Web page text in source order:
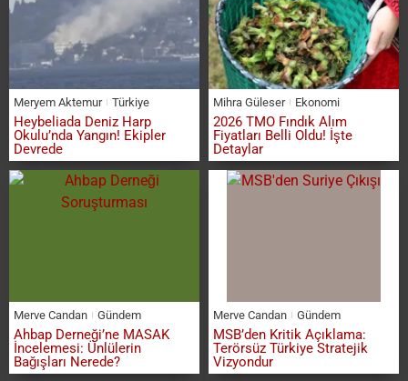
Meryem Aktemur Türkiye
Heybeliada Deniz Harp
Okulu’nda Yangın! Ekipler
Devrede
Mihra Güleser Ekonomi
2026 TMO Fındık Alım
Fiyatları Belli Oldu! İşte
Detaylar
Merve Candan Gündem
Ahbap Derneği’ne MASAK
İncelemesi: Ünlülerin
Bağışları Nerede?
Merve Candan Gündem
MSB’den Kritik Açıklama:
Terörsüz Türkiye Stratejik
Vizyondur